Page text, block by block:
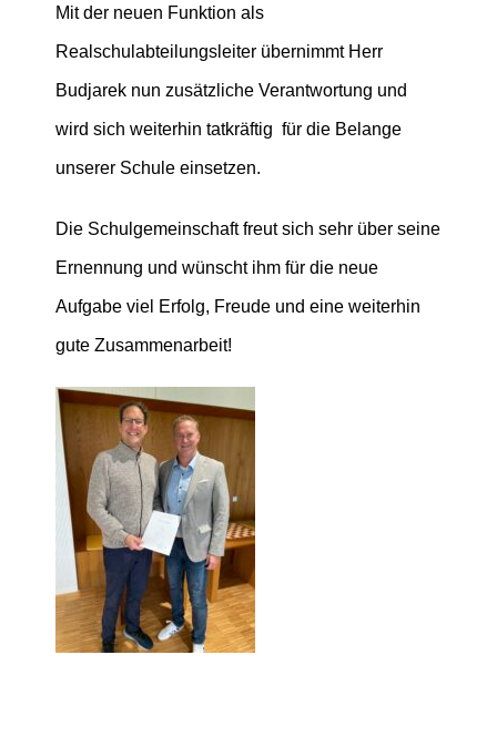
Mit der neuen Funktion als
Realschulabteilungsleiter übernimmt Herr
Budjarek nun zusätzliche Verantwortung und
wird sich weiterhin tatkräftig für die Belange
unserer Schule einsetzen.
Die Schulgemeinschaft freut sich sehr über seine
Ernennung und wünscht ihm für die neue
Aufgabe viel Erfolg, Freude und eine weiterhin
gute Zusammenarbeit!